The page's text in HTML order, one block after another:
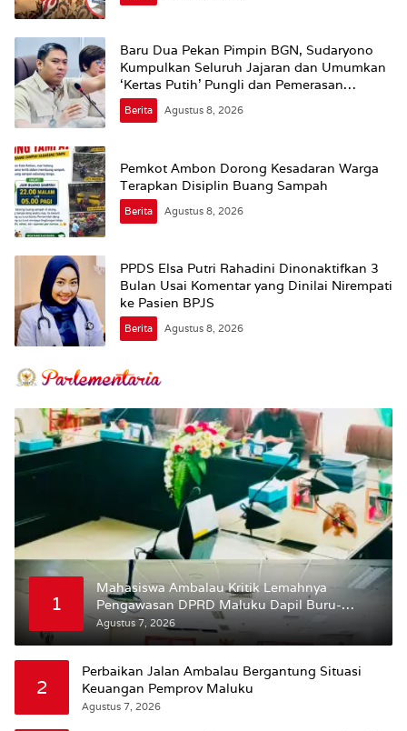
Baru Dua Pekan Pimpin BGN, Sudaryono
Kumpulkan Seluruh Jajaran dan Umumkan
‘Kertas Putih’ Pungli dan Pemerasan
Supplier harus Berhenti Sekarang
Berita Agustus 8, 2026
Pemkot Ambon Dorong Kesadaran Warga
Terapkan Disiplin Buang Sampah
Berita Agustus 8, 2026
PPDS Elsa Putri Rahadini Dinonaktifkan 3
Bulan Usai Komentar yang Dinilai Nirempati
ke Pasien BPJS
Berita Agustus 8, 2026
1
Mahasiswa Ambalau Kritik Lemahnya
Pengawasan DPRD Maluku Dapil Buru-
Bursel Terhadap Proses Perubahan Status
Jalan
Agustus 7, 2026
2
Perbaikan Jalan Ambalau Bergantung Situasi
Keuangan Pemprov Maluku
Agustus 7, 2026